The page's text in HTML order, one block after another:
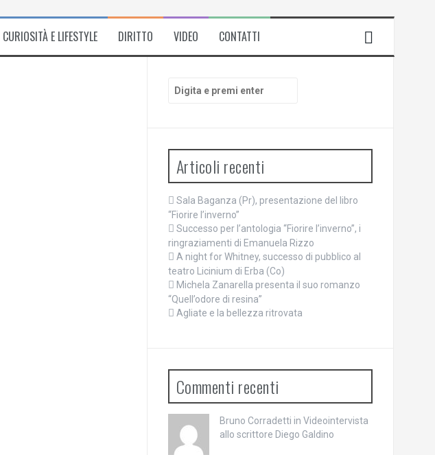
CURIOSITÀ E LIFESTYLE DIRITTO VIDEO CONTATTI
Articoli recenti
Sala Baganza (Pr), presentazione del libro
“Fiorire l’inverno”
Successo per l’antologia “Fiorire l’inverno”, i
ringraziamenti di Emanuela Rizzo
A night for Whitney, successo di pubblico al
teatro Licinium di Erba (Co)
Michela Zanarella presenta il suo romanzo
“Quell’odore di resina”
Agliate e la bellezza ritrovata
Commenti recenti
Bruno Corradetti in Videointervista
allo scrittore Diego Galdino